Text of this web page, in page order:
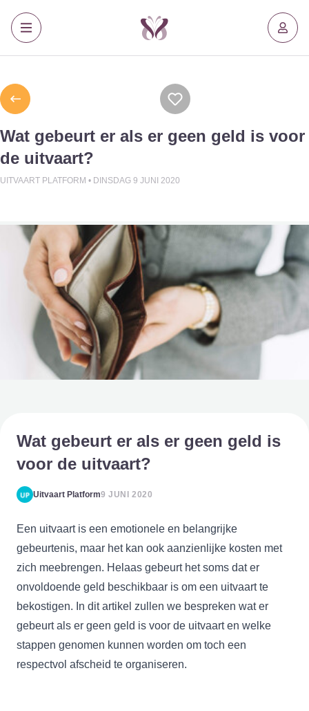
Wat gebeurt er als er geen geld is voor
de uitvaart?
UITVAART PLATFORM • DINSDAG 9 JUNI 2020
Wat gebeurt er als er geen geld is
voor de uitvaart?
Uitvaart Platform9 JUNI 2020
Een uitvaart is een emotionele en belangrijke
gebeurtenis, maar het kan ook aanzienlijke kosten met
zich meebrengen. Helaas gebeurt het soms dat er
onvoldoende geld beschikbaar is om een uitvaart te
bekostigen. In dit artikel zullen we bespreken wat er
gebeurt als er geen geld is voor de uitvaart en welke
stappen genomen kunnen worden om toch een
respectvol afscheid te organiseren.